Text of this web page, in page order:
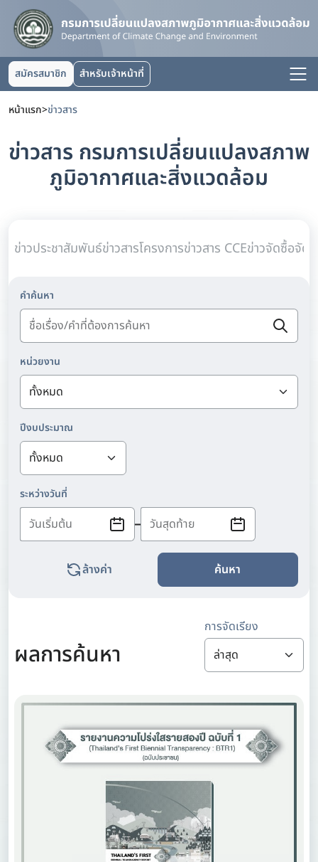
สมัครสมาชิก สำหรับเจ้าหน้าที่
หน้าแรก>ข่าวสาร
ข่าวสาร กรมการเปลี่ยนแปลงสภาพ
ภูมิอากาศและสิ่งแวดล้อม
ข่าวประชาสัมพันธ์ข่าวสารโครงการข่าวสาร CCEข่าวจัดซื้อจัด
คำค้นหา
หน่วยงาน
ปีงบประมาณ
ระหว่างวันที่
ล้างค่า ค้นหา
ผลการค้นหา
การจัดเรียง